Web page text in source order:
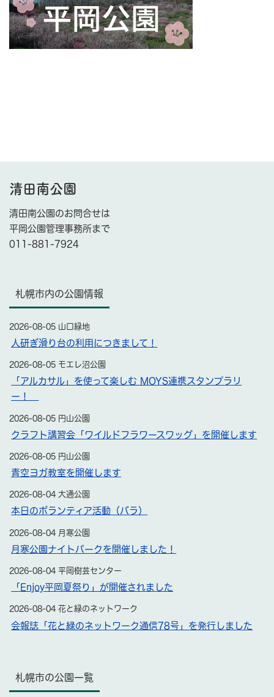
清田南公園
清田南公園のお問合せは
平岡公園管理事務所まで
011-881-7924
札幌市内の公園情報
2026-08-05 山口緑地
人研ぎ滑り台の利用につきまして！
2026-08-05 モエレ沼公園
「アルカサル」を使って楽しむ MOYS連携スタンプラリ
ー！
2026-08-05 円山公園
クラフト講習会「ワイルドフラワースワッグ」を開催します
2026-08-05 円山公園
青空ヨガ教室を開催します
2026-08-04 大通公園
本日のボランティア活動（バラ）
2026-08-04 月寒公園
月寒公園ナイトパークを開催しました！
2026-08-04 平岡樹芸センター
「Enjoy平岡夏祭り」が開催されました
2026-08-04 花と緑のネットワーク
会報誌「花と緑のネットワーク通信78号」を発行しました
札幌市の公園一覧